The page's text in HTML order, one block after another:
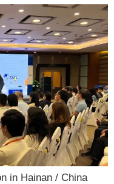
in Hainan / China